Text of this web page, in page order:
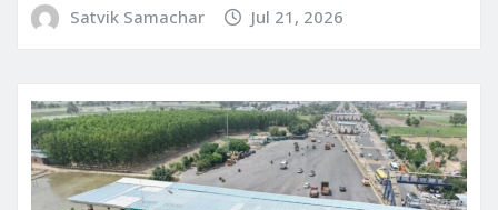
Satvik Samachar Jul 21, 2026